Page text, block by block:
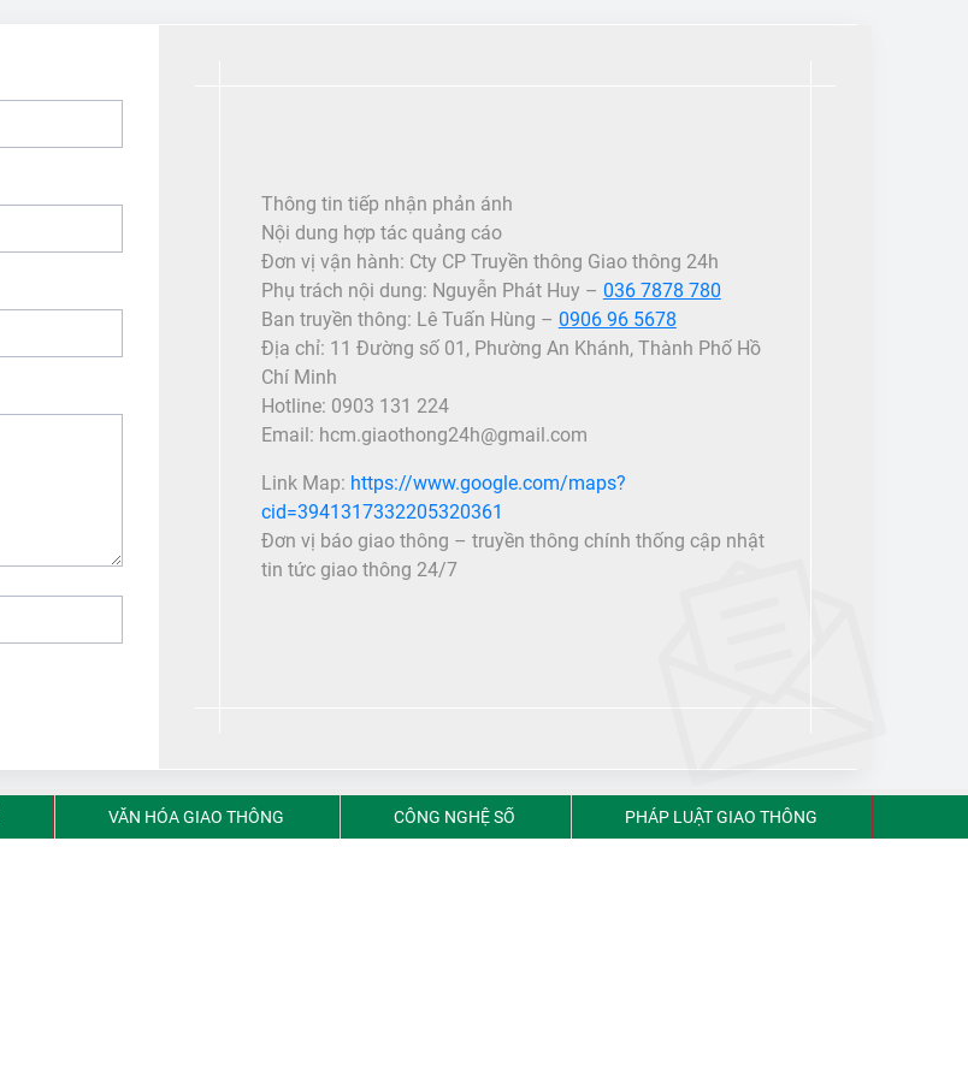
Thông tin tiếp nhận phản ánh
Nội dung hợp tác quảng cáo
Đơn vị vận hành: Cty CP Truyền thông Giao thông 24h
Phụ trách nội dung: Nguyễn Phát Huy – 036 7878 780
Ban truyền thông: Lê Tuấn Hùng – 0906 96 5678
Địa chỉ: 11 Đường số 01, Phường An Khánh, Thành Phố Hồ
Chí Minh
Hotline: 0903 131 224
Email: hcm.giaothong24h@gmail.com
Link Map: https://www.google.com/maps?
cid=3941317332205320361
Đơn vị báo giao thông – truyền thông chính thống cập nhật
tin tức giao thông 24/7
VĂN HÓA GIAO THÔNG CÔNG NGHỆ SỐ PHÁP LUẬT GIAO THÔNG